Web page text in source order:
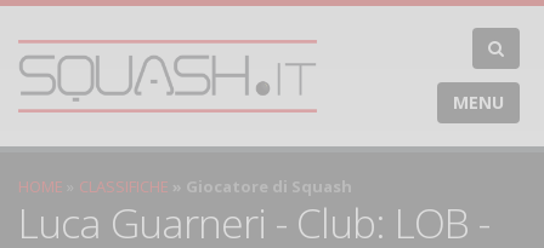
MENU
HOME CLASSIFICHE Giocatore di Squash
Luca Guarneri - Club: LOB -